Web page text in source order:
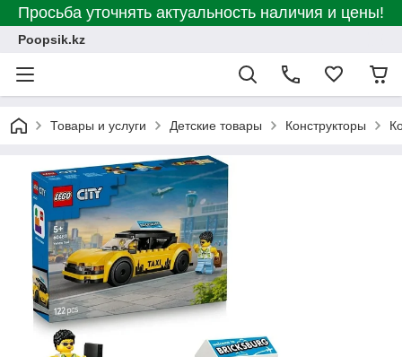
Просьба уточнять актуальность наличия и цены!
Poopsik.kz
Товары и услуги Детские товары Конструкторы